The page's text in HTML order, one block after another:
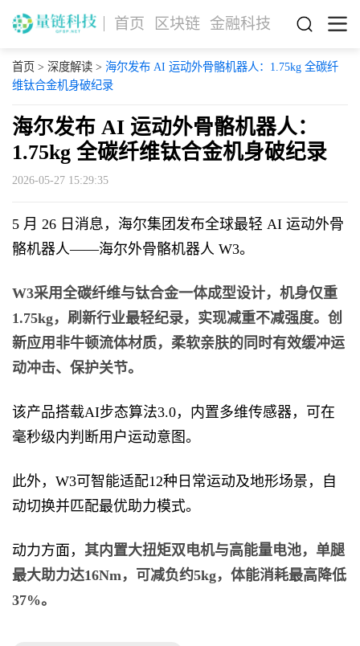
首页 区块链 金融科技
首页 > 深度解读> 海尔发布 AI 运动外骨骼机器人：1.75kg 全碳纤
维钛合金机身破纪录
海尔发布 AI 运动外骨骼机器人：
1.75kg 全碳纤维钛合金机身破纪录
2026-05-27 15:29:35
5 月 26 日消息，海尔集团发布全球最轻 AI 运动外骨
骼机器人——海尔外骨骼机器人 W3。
W3采用全碳纤维与钛合金一体成型设计，机身仅重
1.75kg，刷新行业最轻纪录，实现减重不减强度。创
新应用非牛顿流体材质，柔软亲肤的同时有效缓冲运
动冲击、保护关节。
该产品搭载AI步态算法3.0，内置多维传感器，可在
毫秒级内判断用户运动意图。
此外，W3可智能适配12种日常运动及地形场景，自
动切换并匹配最优助力模式。
动力方面， 其内置大扭矩双电机与高能量电池，单腿
最大助力达16Nm，可减负约5kg，体能消耗最高降低
37%。